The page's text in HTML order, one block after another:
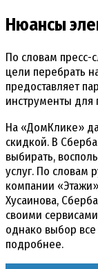
Нюансы
По словам
цели перебрать
предоставляет
инструменты
На «ДомКлике»
скидкой. В
выбирать,
услуг. По словам
компании
Хусаинова,
своими
однако выбор
подробнее.